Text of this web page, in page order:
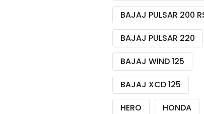
BAJAJ PULSAR 200
BAJAJ PULSAR 220
BAJAJ WIND 125
BAJAJ XCD 125
HERO
HONDA